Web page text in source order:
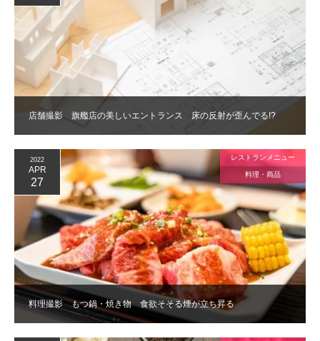
店舗撮影 旗艦店の美しいエントランス 床の反射が歪んでる!?
料理撮影 もつ鍋・焼き物 食欲そそる煙が立ち昇る
2022
APR
27
レストランメニュー
料理・商品